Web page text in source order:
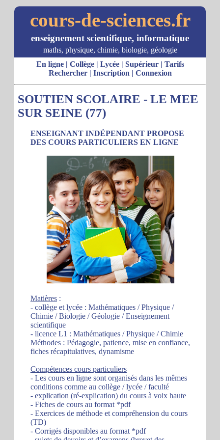
cours-de-sciences.fr
enseignement scientifique, informatique
maths, physique, chimie, biologie, géologie
En ligne| Collège| Lycée| Supérieur| Tarifs
Rechercher| Inscription | Connexion
SOUTIEN SCOLAIRE - LE MEE
SUR SEINE (77)
ENSEIGNANT INDÉPENDANT PROPOSE
DES COURS PARTICULIERS EN LIGNE
Matières :
- collège et lycée : Mathématiques / Physique /
Chimie / Biologie / Géologie / Enseignement
scientifique
- licence L1 : Mathématiques / Physique / Chimie
Méthodes : Pédagogie, patience, mise en confiance,
fiches récapitulatives, dynamisme
Compétences cours particuliers
- Les cours en ligne sont organisés dans les mêmes
conditions comme au collège / lycée / faculté
- explication (ré-explication) du cours à voix haute
- Fiches de cours au format *pdf
- Exercices de méthode et compréhension du cours
(TD)
- Corrigés disponibles au format *pdf